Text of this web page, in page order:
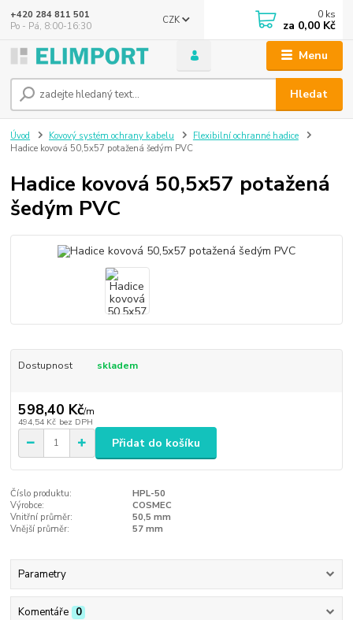
Menu
CZK
Hledat
+420 284 811 501
Po - Pá, 8:00-16:30
0 ks
za 0,00 Kč
Úvod Kovový systém ochrany kabelu
Flexibilní ochranné hadice
Hadice kovová 50,5x57 potažená šedým PVC
Hadice kovová 50,5x57 potažená
šedým PVC
Dostupnost skladem
598,40 Kč/m
494,54 Kč bez DPH
Přidat do košíku
Číslo produktu:
HPL-50
Výrobce:
COSMEC
Vnitřní průměr:
50,5 mm
Vnější průměr:
57 mm
Parametry
Komentáře 0